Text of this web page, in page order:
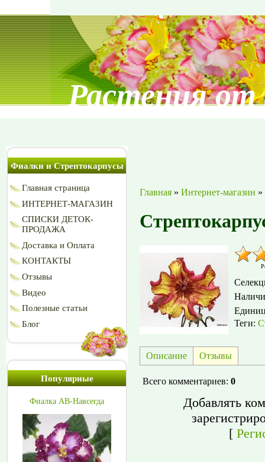
Растения
Фиалки и Стрептокарпусы
Главная страница
ИНТЕРНЕТ-МАГАЗИН
СПИСКИ ДЕТОК-
ПРОДАЖА
Доставка и Оплата
КОНТАКТЫ
Отзывы
Видео
Полезные статьи
Блог
Популярные
Фиалка АВ-Навсегда
Главная » Интернет-магазин »
Теги:
Описание Отзывы
Всего комментариев: 0
Добавлять
[